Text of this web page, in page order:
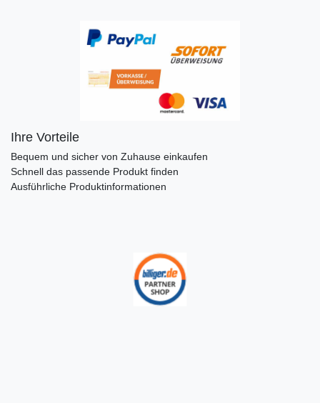
Ihre Vorteile
Bequem und sicher von Zuhause einkaufen
Schnell das passende Produkt finden
Ausführliche Produktinformationen